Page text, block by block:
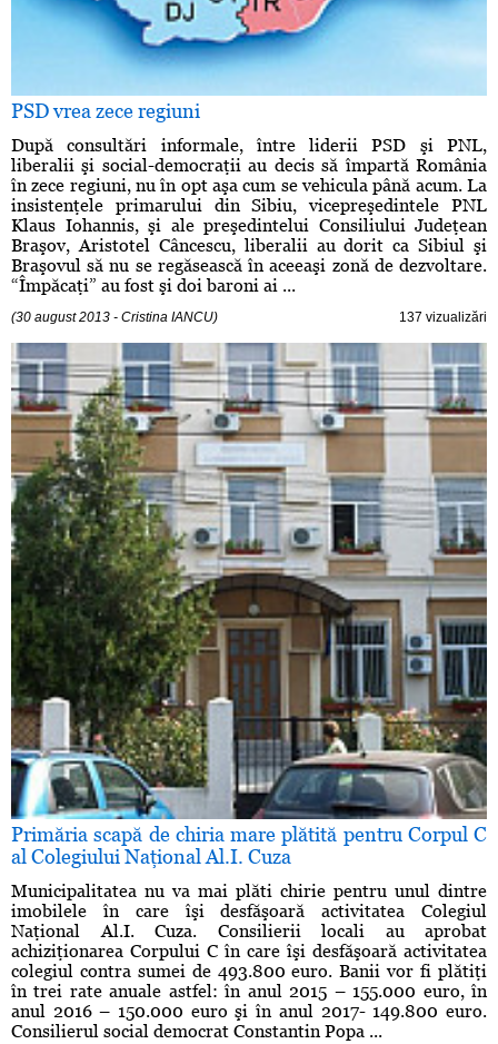
PSD vrea zece regiuni
După consultări informale, între liderii PSD şi PNL,
liberalii şi social-democraţii au decis să împartă România
în zece regiuni, nu în opt aşa cum se vehicula până acum. La
insistenţele primarului din Sibiu, vicepreşedintele PNL
Klaus Iohannis, şi ale preşedintelui Consiliului Judeţean
Braşov, Aristotel Câncescu, liberalii au dorit ca Sibiul şi
Braşovul să nu se regăsească în aceeaşi zonă de dezvoltare.
“Împăcaţi” au fost şi doi baroni ai ...
(30 august 2013 - Cristina IANCU) 137 vizualizări
Primăria scapă de chiria mare plătită pentru Corpul C
al Colegiului Naţional Al.I. Cuza
Municipalitatea nu va mai plăti chirie pentru unul dintre
imobilele în care îşi desfăşoară activitatea Colegiul
Naţional Al.I. Cuza. Consilierii locali au aprobat
achiziţionarea Corpului C în care îşi desfăşoară activitatea
colegiul contra sumei de 493.800 euro. Banii vor fi plătiţi
în trei rate anuale astfel: în anul 2015 – 155.000 euro, în
anul 2016 – 150.000 euro şi în anul 2017- 149.800 euro.
Consilierul social democrat Constantin Popa ...